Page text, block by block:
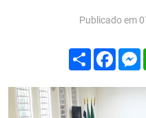
Publicado em